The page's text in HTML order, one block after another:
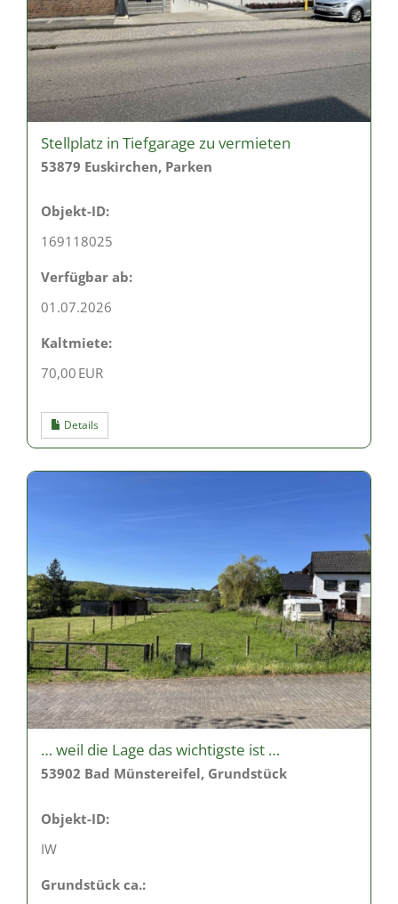
Stellplatz in Tiefgarage zu vermieten
53879 Euskirchen, Parken
Objekt-ID:
169118025
Verfügbar ab:
01.07.2026
Kaltmiete:
70,00 EUR
Details
… weil die Lage das wichtigste ist …
53902 Bad Münstereifel, Grundstück
Objekt-ID:
IW
Grund­stück ca.: